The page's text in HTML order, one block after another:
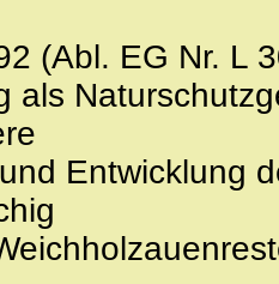
(Abl. EG Nr. L
als
Entwicklung